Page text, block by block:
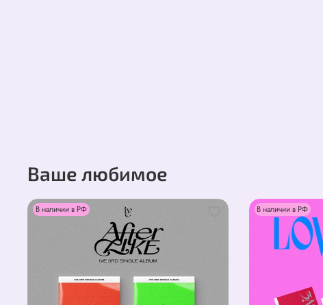
Ваше любимое
В наличии в РФ В наличии в РФ